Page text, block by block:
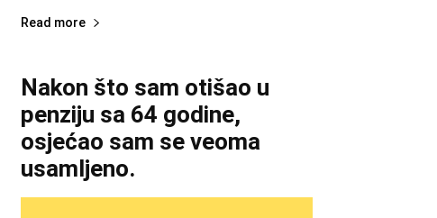
Read more
Nakon što sam otišao u
penziju sa 64 godine,
osjećao sam se veoma
usamljeno.